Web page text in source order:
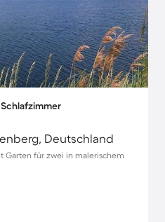
Schlafzimmer
Deutschland
Garten für zwei in malerischem